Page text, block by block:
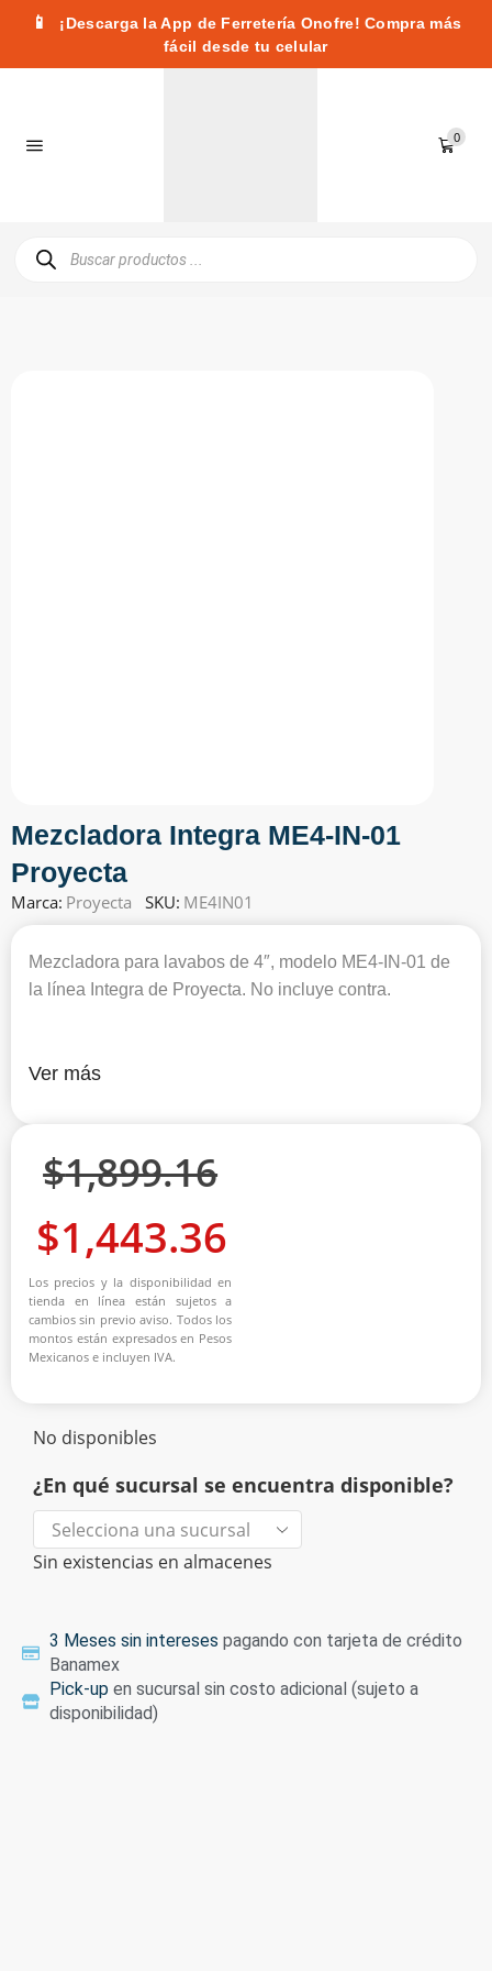
📱
¡Descarga la App de Ferretería Onofre! Compra más
fácil desde tu celular
0
Mezcladora Integra ME4-IN-01
Proyecta
Marca: Proyecta SKU: ME4IN01
Mezcladora para lavabos de 4″, modelo ME4-IN-01 de
la línea Integra de Proyecta. No incluye contra.
Ver más
$1,899.16
$1,443.36
Los precios y la disponibilidad en
tienda en línea están sujetos a
cambios sin previo aviso. Todos los
montos están expresados en Pesos
Mexicanos e incluyen IVA.
No disponibles
¿En qué sucursal se encuentra disponible?
Sin existencias en almacenes
3 Meses sin intereses pagando con tarjeta de crédito
Banamex
Pick-up en sucursal sin costo adicional (sujeto a
disponibilidad)